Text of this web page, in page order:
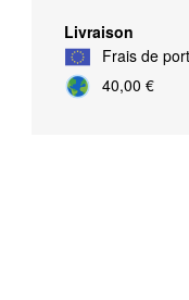
Livraison
Frais de
40,00 €